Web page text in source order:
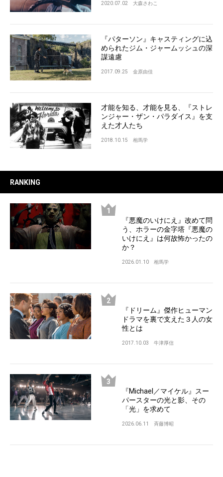
2020.07.02 大森さわこ
『パターソン』キャスティングに込
められたジム・ジャームッシュの深
謀遠慮
2017.09.25 金原由佳
才能を知る、才能を見る、『ストレ
ンジャー・ザン・パラダイス』を支
えた才人たち
2018.10.15 相馬学
RANKING
『悪魔のいけにえ』改めて問
う、ホラーの金字塔『悪魔の
いけにえ』は何故怖かったの
か？
2026.01.10 相馬学
『ドリーム』傑作ヒューマン
ドラマを裏で支えた３人の女
性とは
2017.10.03 牛津厚信
『Michael／マイケル』スー
パースターの光と影、その
「光」を求めて
2026.06.11 斉藤博昭